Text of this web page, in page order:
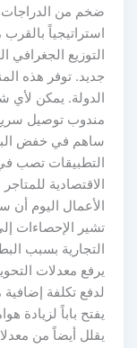
ضخم من الدراجات
استراتيجياً
التوزيع
جديد. توفر هذه
الدولة. يمكن
مندوب توصيل
ساهم في خفض
الاقتصادية
الأعمال اليوم
التجارية بسبب
لدفع تكلفة
يفتح باباً لزيادة
يقلل أيضاً من